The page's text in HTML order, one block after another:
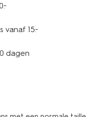
vanaf 15.-
dagen